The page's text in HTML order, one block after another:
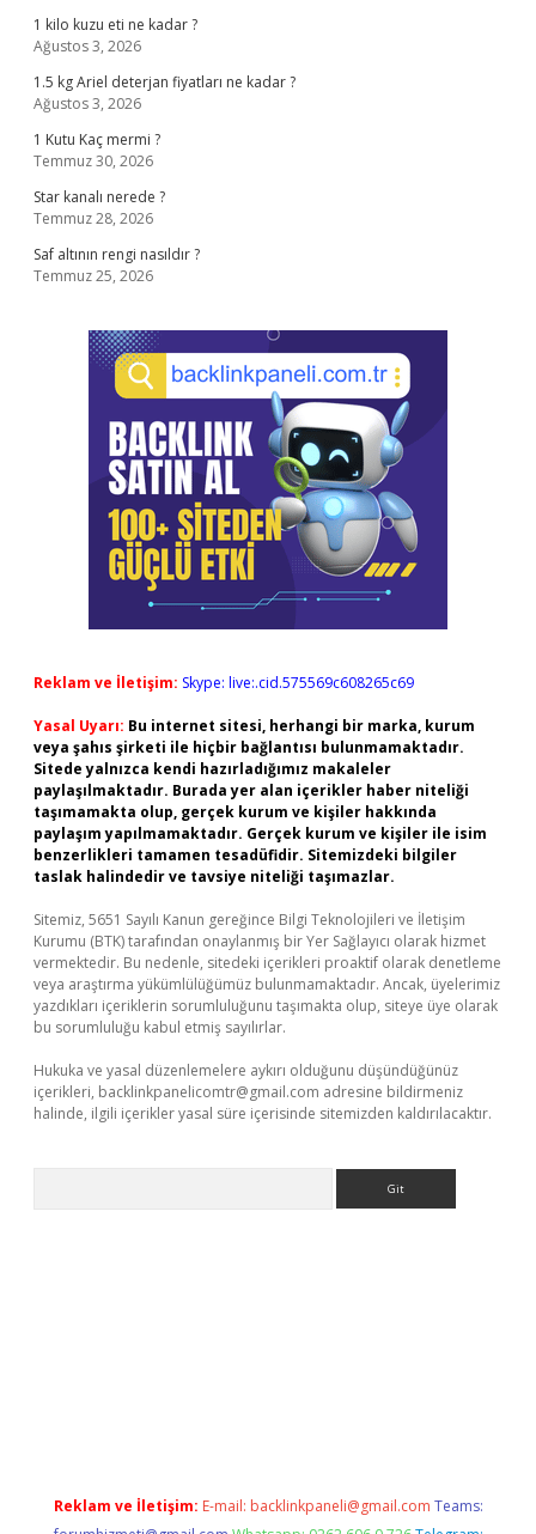
1 kilo kuzu eti ne kadar ?
Ağustos 3, 2026
1.5 kg Ariel deterjan fiyatları ne kadar ?
Ağustos 3, 2026
1 Kutu Kaç mermi ?
Temmuz 30, 2026
Star kanalı nerede ?
Temmuz 28, 2026
Saf altının rengi nasıldır ?
Temmuz 25, 2026
Reklam ve İletişim: Skype: live:.cid.575569c608265c69
Yasal Uyarı: Bu internet sitesi, herhangi bir marka, kurum
veya şahıs şirketi ile hiçbir bağlantısı bulunmamaktadır.
Sitede yalnızca kendi hazırladığımız makaleler
paylaşılmaktadır. Burada yer alan içerikler haber niteliği
taşımamakta olup, gerçek kurum ve kişiler hakkında
paylaşım yapılmamaktadır. Gerçek kurum ve kişiler ile isim
benzerlikleri tamamen tesadüfidir. Sitemizdeki bilgiler
taslak halindedir ve tavsiye niteliği taşımazlar.
Sitemiz, 5651 Sayılı Kanun gereğince Bilgi Teknolojileri ve İletişim
Kurumu (BTK) tarafından onaylanmış bir Yer Sağlayıcı olarak hizmet
vermektedir. Bu nedenle, sitedeki içerikleri proaktif olarak denetleme
veya araştırma yükümlülüğümüz bulunmamaktadır. Ancak, üyelerimiz
yazdıkları içeriklerin sorumluluğunu taşımakta olup, siteye üye olarak
bu sorumluluğu kabul etmiş sayılırlar.
Hukuka ve yasal düzenlemelere aykırı olduğunu düşündüğünüz
içerikleri, backlinkpanelicomtr@gmail.com adresine bildirmeniz
halinde, ilgili içerikler yasal süre içerisinde sitemizden kaldırılacaktır.
Reklam ve İletişim: E-mail: backlinkpaneli@gmail.com Teams: